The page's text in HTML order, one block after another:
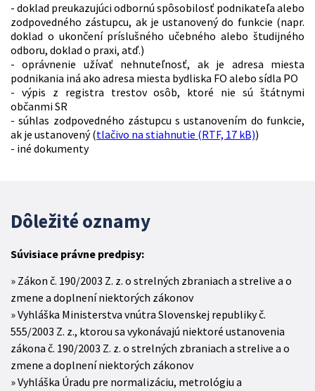
- doklad preukazujúci odbornú spôsobilosť podnikateľa alebo
zodpovedného zástupcu, ak je ustanovený do funkcie (napr.
doklad o ukončení príslušného učebného alebo študijného
odboru, doklad o praxi, atď.)
- oprávnenie užívať nehnuteľnosť, ak je adresa miesta
podnikania iná ako adresa miesta bydliska FO alebo sídla PO
- výpis z registra trestov osôb, ktoré nie sú štátnymi
občanmi SR
- súhlas zodpovedného zástupcu s ustanovením do funkcie,
ak je ustanovený (tlačivo na stiahnutie (RTF, 17 kB))
- iné dokumenty
Dôležité oznamy
Súvisiace právne predpisy:
Zákon č. 190/2003 Z. z. o strelných zbraniach a strelive a o
zmene a doplnení niektorých zákonov
Vyhláška Ministerstva vnútra Slovenskej republiky č.
555/2003 Z. z., ktorou sa vykonávajú niektoré ustanovenia
zákona č. 190/2003 Z. z. o strelných zbraniach a strelive a o
zmene a doplnení niektorých zákonov
Vyhláška Úradu pre normalizáciu, metrológiu a